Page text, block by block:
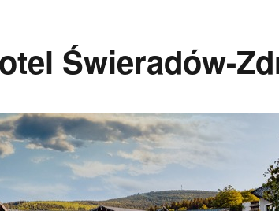
Świeradów-